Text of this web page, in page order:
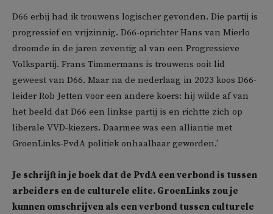
D66 erbij had ik trouwens logischer gevonden. Die partij is
progressief en vrijzinnig. D66-oprichter Hans van Mierlo
droomde in de jaren zeventig al van een Progressieve
Volkspartij. Frans Timmermans is trouwens ooit lid
geweest van D66. Maar na de nederlaag in 2023 koos D66-
leider Rob Jetten voor een andere koers: hij wilde af van
het beeld dat D66 een linkse partij is en richtte zich op
liberale VVD-kiezers. Daarmee was een alliantie met
GroenLinks-PvdA politiek onhaalbaar geworden.’
Je schrijft in je boek dat de PvdA een verbond is tussen
arbeiders en de culturele elite. GroenLinks zou je
kunnen omschrijven als een verbond tussen culturele